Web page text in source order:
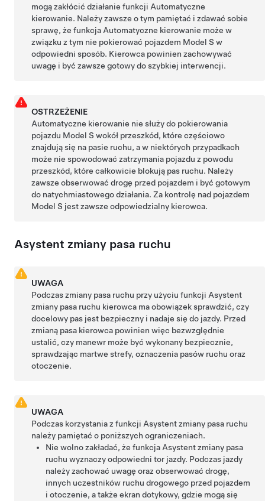
mogą zakłócić działanie funkcji Automatyczne
kierowanie. Należy zawsze o tym pamiętać i zdawać sobie
sprawę, że funkcja Automatyczne kierowanie może w
związku z tym nie pokierować pojazdem Model S w
odpowiedni sposób. Kierowca powinien zachowywać
uwagę i być zawsze gotowy do szybkiej interwencji.
OSTRZEŻENIE
Automatyczne kierowanie nie służy do pokierowania
pojazdu Model S wokół przeszkód, które częściowo
znajdują się na pasie ruchu, a w niektórych przypadkach
może nie spowodować zatrzymania pojazdu z powodu
przeszkód, które całkowicie blokują pas ruchu. Należy
zawsze obserwować drogę przed pojazdem i być gotowym
do natychmiastowego działania. Za kontrolę nad pojazdem
Model S jest zawsze odpowiedzialny kierowca.
Asystent zmiany pasa ruchu
UWAGA
Podczas zmiany pasa ruchu przy użyciu funkcji Asystent
zmiany pasa ruchu kierowca ma obowiązek sprawdzić, czy
docelowy pas jest bezpieczny i nadaje się do jazdy. Przed
zmianą pasa kierowca powinien więc bezwzględnie
ustalić, czy manewr może być wykonany bezpiecznie,
sprawdzając martwe strefy, oznaczenia pasów ruchu oraz
otoczenie.
UWAGA
Podczas korzystania z funkcji Asystent zmiany pasa ruchu
należy pamiętać o poniższych ograniczeniach.
Nie wolno zakładać, że funkcja Asystent zmiany pasa
ruchu wyznaczy odpowiedni tor jazdy. Podczas jazdy
należy zachować uwagę oraz obserwować drogę,
innych uczestników ruchu drogowego przed pojazdem
i otoczenie, a także ekran dotykowy, gdzie mogą się